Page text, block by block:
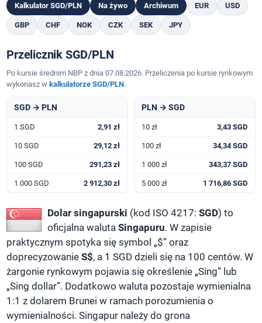
Kalkulator SGD/PLN Na żywo Archiwum EUR USD
GBP CHF NOK CZK SEK JPY
Przelicznik SGD/PLN
Po kursie średnim NBP z dnia 07.08.2026. Przeliczenia po kursie rynkowym
wykonasz w kalkulatorze SGD/PLN.
SGD → PLN
1 SGD 2,91 zł
10 SGD 29,12 zł
100 SGD 291,23 zł
1 000 SGD 2 912,30 zł
PLN → SGD
10 zł 3,43 SGD
100 zł 34,34 SGD
1 000 zł 343,37 SGD
5 000 zł 1 716,86 SGD
Dolar singapurski (kod ISO 4217:SGD) to
oficjalna walutaSingapuru. W zapisie
praktycznym spotyka się symbol „$” oraz
doprecyzowanieS$, a 1 SGD dzieli się na 100 centów. W
żargonie rynkowym pojawia się określenie „Sing” lub
„Sing dollar”. Dodatkowo waluta pozostaje wymienialna
1:1 z dolarem Brunei w ramach porozumienia o
wymienialności. Singapur należy do grona